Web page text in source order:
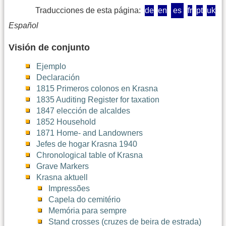
Traducciones de esta página: de en es fr pt uk
Español
Visión de conjunto
Ejemplo
Declaración
1815 Primeros colonos en Krasna
1835 Auditing Register for taxation
1847 elección de alcaldes
1852 Household
1871 Home- and Landowners
Jefes de hogar Krasna 1940
Chronological table of Krasna
Grave Markers
Krasna aktuell
Impressões
Capela do cemitério
Memória para sempre
Stand crosses (cruzes de beira de estrada)